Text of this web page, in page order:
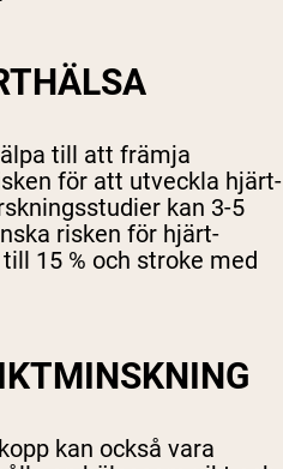
till att främja
för att utveckla hjärt-
kan 3-5
risken för hjärt-
15 % och stroke med
kan också vara